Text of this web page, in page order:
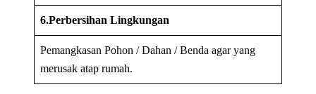
6.Perbersihan Lingkungan
Pemangkasan Pohon / Dahan / Benda agar yang
merusak atap rumah.